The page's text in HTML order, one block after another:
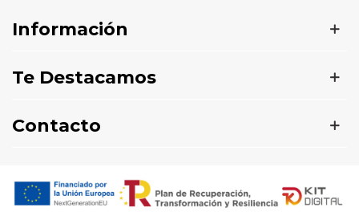
Información
Te Destacamos
Contacto